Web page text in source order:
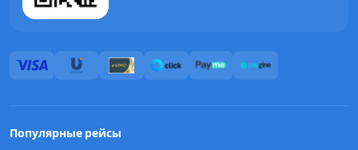
Популярные рейсы